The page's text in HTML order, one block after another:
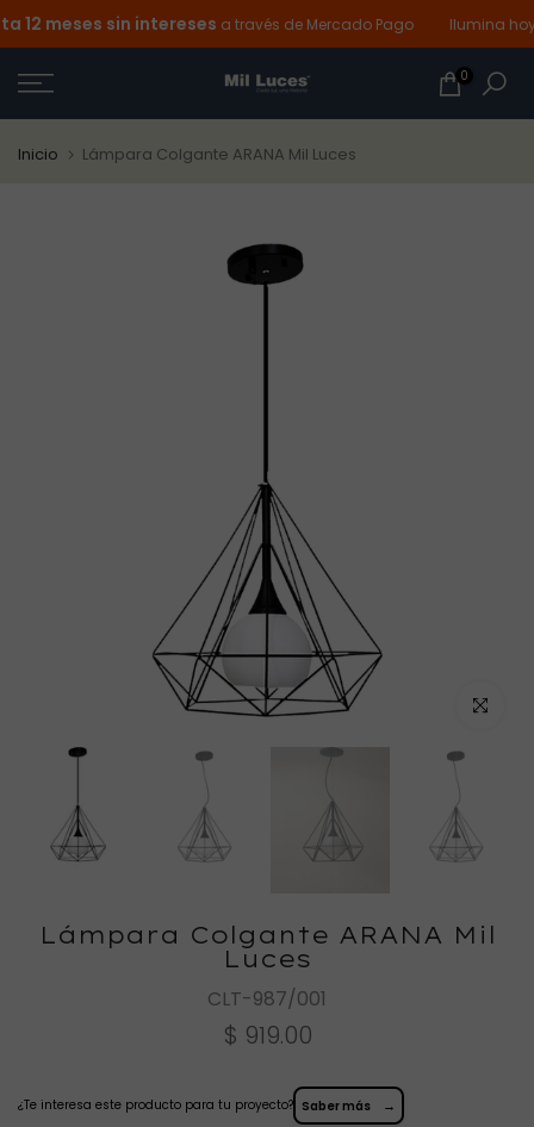
Ir
al
contenido
meses sin interesesa través de Mercado Pago Ilumina hoy
0
Inicio Lámpara Colgante ARANA Mil Luces
Haz
Lámpara Colgante ARANA Mil
Luces
CLT-987/001
$ 919.00
¿Te interesa este producto para tu proyecto? Saber más →